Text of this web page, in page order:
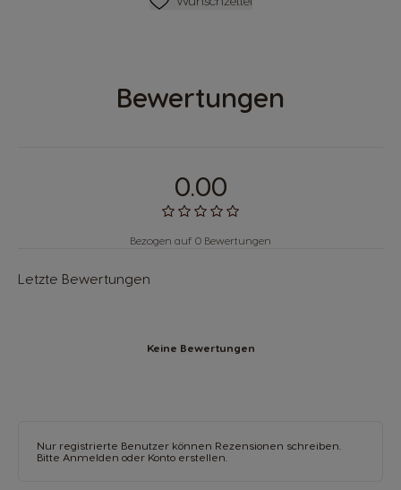
Bewertungen
0.00
Bezogen auf 0 Bewertungen
Letzte Bewertungen
Keine Bewertungen
Nur registrierte Benutzer können Rezensionen schreiben.
Bitte Anmelden oder Konto erstellen